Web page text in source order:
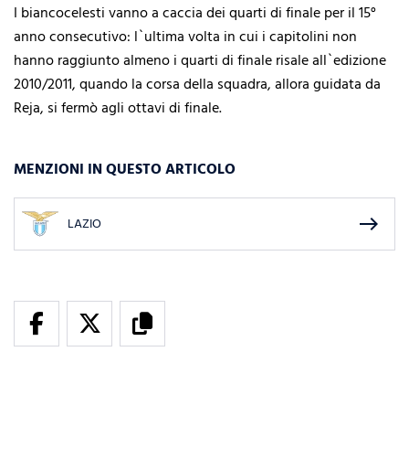
I biancocelesti vanno a caccia dei quarti di finale per il 15°
anno consecutivo: l`ultima volta in cui i capitolini non
hanno raggiunto almeno i quarti di finale risale all`edizione
2010/2011, quando la corsa della squadra, allora guidata da
Reja, si fermò agli ottavi di finale.
MENZIONI IN QUESTO ARTICOLO
LAZIO east